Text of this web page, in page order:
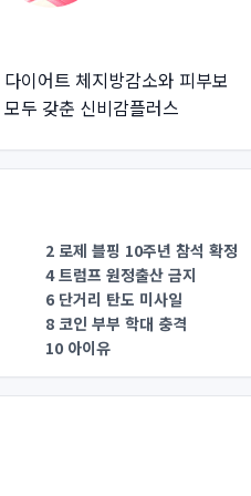
이어트 체지방감소와 피부보
두 갖춘 신비감플러스
2 로제 블핑 10주년 참석 확정
4 트럼프 원정출산 금지
6 단거리 탄도 미사일
8 코인 부부 학대 충격
10 아이유